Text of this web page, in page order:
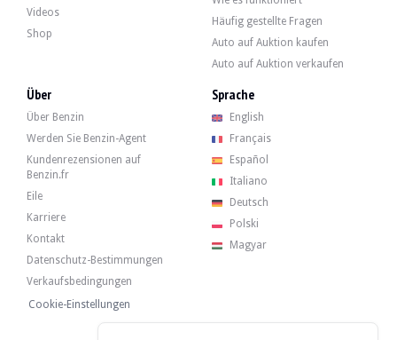
Videos
Shop
Häufig gestellte Fragen
Auto auf Auktion kaufen
Auto auf Auktion verkaufen
Über
Über Benzin
Werden Sie Benzin-Agent
Kundenrezensionen auf
Benzin.fr
Eile
Karriere
Kontakt
Datenschutz-Bestimmungen
Verkaufsbedingungen
Cookie-Einstellungen
Sprache
English
Français
Español
Italiano
Deutsch
Polski
Magyar